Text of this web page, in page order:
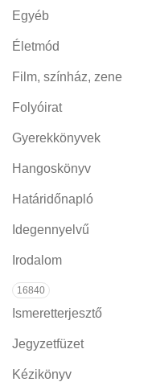
Egyéb
Életmód
Film, színház, zene
Folyóirat
Gyerekkönyvek
Hangoskönyv
Határidőnapló
Idegennyelvű
Irodalom
16840
Ismeretterjesztő
Jegyzetfüzet
Kézikönyv